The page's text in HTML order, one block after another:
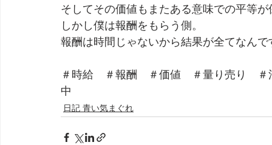
そしてその価値もまたある意味での平等
しかし僕は報酬をもらう側。
報酬は時間じゃないから結果が全てなんで
＃時給　＃報酬　＃価値　＃量り売り　
中
日記 青い気まぐれ